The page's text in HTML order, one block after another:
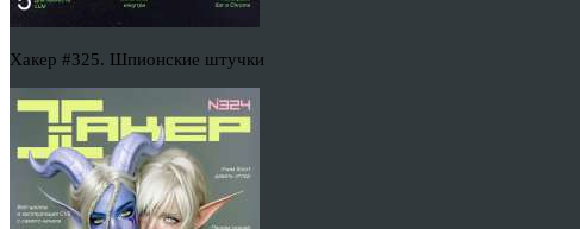
Хакер #325. Шпионские штучки